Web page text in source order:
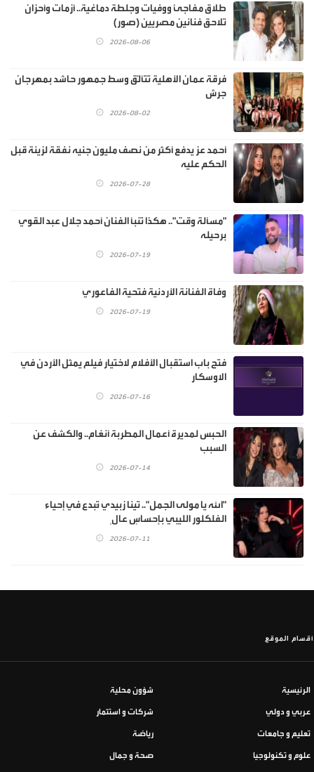
طلاق مفاجئ ووفيات وجلطة دماغية.. أزمات وأحزان
تلاحق فنانين مصريين (صور)
2026-08-06
فرقة عمان الأهلية تتألّق وسط جمهور حاشد بمهرجان
جرش
2026-08-02
أحمد عز يدفع أكثر من نصف مليون جنيه نفقة لزينة قبل
الحكم عليه
2026-07-28
"مسألة وقت".. هكذا تنبأ الفنان أحمد جلال عبد القوي
برحيله
2026-07-19
وفاة الفنانة الأردنية فتحية الفاعوري
2026-07-19
فتح باب استقبال الأفلام لاختيار فيلم يمثل الأردن في
الاوسكار
2026-07-16
الحبس لمديرة أعمال المطربة أنغام.. والكشف عن
السبب
2026-07-14
"الله يا مولى الجمل".. تينا زبيدي تُبدع في إحياء
الفلكلور الليبي بإحساسٍ عالٍ
2026-07-11
أقسام الموقع
الرئيسية شؤون محلية
عربي و دولي شركات و استثمار
تعليم و جامعات رياضة
علوم و تكنولوجيا صحة و جمال